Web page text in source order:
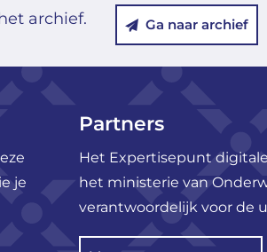
archief. Ga naar archief
je
Partners
Het Expertisepunt
het ministerie van
verantwoordelijk voor de